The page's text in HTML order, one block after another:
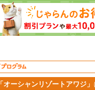
「オーシャンリゾートアワジ」